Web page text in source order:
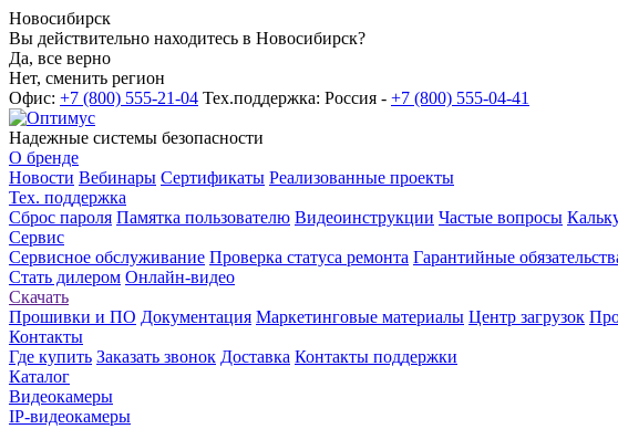
Новосибирск
Вы действительно находитесь в Новосибирск?
Да, все верно
Нет, сменить регион
Офис: +7 (800) 555-21-04 Тех.поддержка: Россия - +7 (800) 555-04-41
Надежные системы безопасности
О бренде
Новости Вебинары Сертификаты Реализованные проекты
Тех. поддержка
Сброс пароля Памятка пользователю Видеоинструкции Частые вопросы
Сервис
Сервисное обслуживание Проверка статуса ремонта Гарантийные
Стать дилером Онлайн-видео
Скачать
Прошивки и ПО Документация Маркетинговые материалы Центр загрузок
Контакты
Где купить Заказать звонок Доставка Контакты поддержки
Каталог
Видеокамеры
IP-видеокамеры